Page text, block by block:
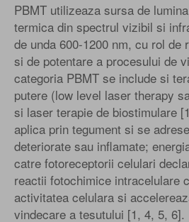
PBMT utilizeaza sursa de
termica din spectrul vizibil si
de unda 600-1200 nm, cu rol de
si de potentare a procesului de
categoria PBMT se include si
putere (low level laser therapy
si laser terapie de biostimulare
aplica prin tegument si se
deteriorate sau inflamate;
catre fotoreceptorii celulari
reactii fotochimice intracelulare
activitatea celulara si
vindecare a tesutului [1, 4, 5, 6].